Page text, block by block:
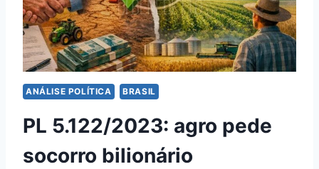
ANÁLISE POLÍTICA BRASIL
PL 5.122/2023: agro pede
socorro bilionário